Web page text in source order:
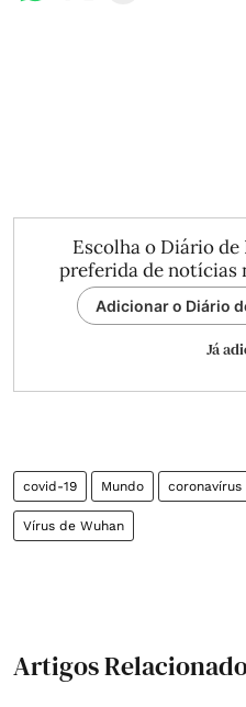
Escolha o Diário
preferida de notícias
Adicionar o Diário
Já
covid-19 Mundo coronavírus
Vírus de Wuhan
Artigos